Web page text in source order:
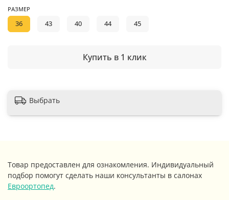
Купить в 1 клик
РАЗМЕР
36 43 40 44 45
Выбрать
Товар предоставлен для ознакомления. Индивидуальный
подбор помогут сделать наши консультанты в салонах
Евроортопед.